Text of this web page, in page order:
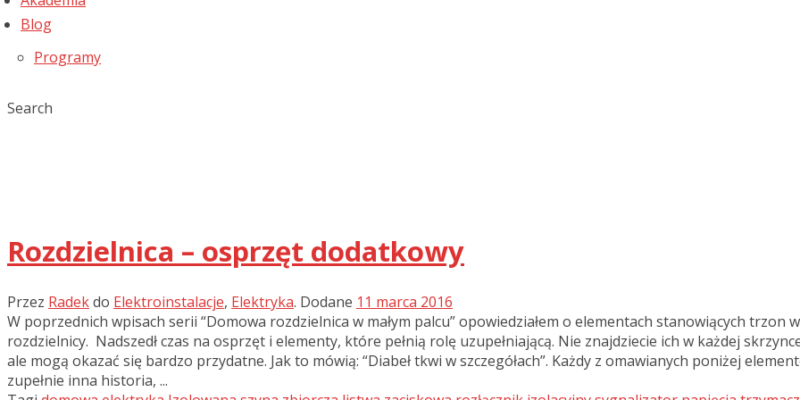
Blog
Programy
Search
Rozdzielnica – osprzęt dodatkowy
Przez Radekdo Elektroinstalacje, Elektryka. Dodane 11 marca 2016
W poprzednich wpisach serii “Domowa rozdzielnica w małym palcu” opowiedziałem o elementach stanowiących trzon
rozdzielnicy. Nadszedł czas na osprzęt i elementy, które pełnią rolę uzupełniającą. Nie znajdziecie ich w każdej
ale mogą okazać się bardzo przydatne. Jak to mówią: “Diabeł tkwi w szczegółach”. Każdy z omawianych poniżej
zupełnie inna historia, ...